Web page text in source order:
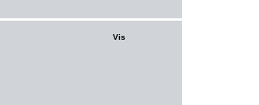
Vis